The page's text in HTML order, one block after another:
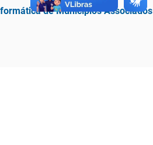
de Municípios Associados